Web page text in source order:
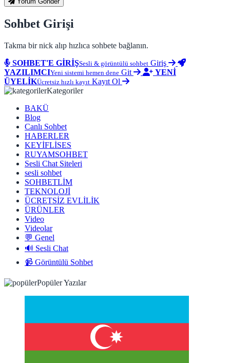
Sohbet Girişi
Takma bir nick alıp hızlıca sohbete bağlanın.
SOHBET'E GİRİŞSesli & görüntülü sohbet Giriş
YAZILIMCIYeni sistemi hemen dene Git
YENİ
ÜYELİKÜcretsiz hızlı kayıt Kayıt Ol
Kategoriler
BAKÜ
Blog
Canlı Sohbet
HABERLER
KEYİFLİSES
RUYAMSOHBET
Sesli Chat Siteleri
sesli sohbet
SOHBETLİM
TEKNOLOJİ
ÜCRETSİZ EVLİLİK
ÜRÜNLER
Video
Videolar
💬 Genel
🔊 Sesli Chat
📹 Görüntülü Sohbet
Popüler Yazılar